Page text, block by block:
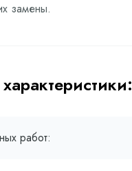
замены.
работ: